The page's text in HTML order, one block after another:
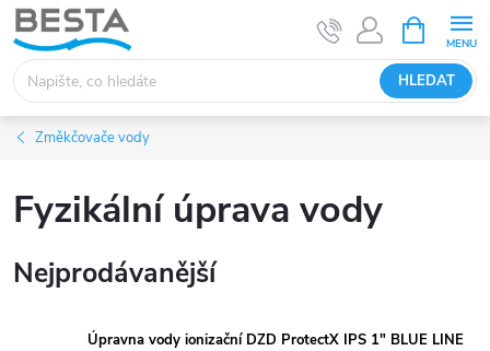
Přejít
na
obsah
HLEDAT
NÁKUPNÍ
KOŠÍK
Změkčovače vody
Fyzikální úprava vody
Nejprodávanější
Úpravna vody ionizační DZD ProtectX IPS 1" BLUE LINE